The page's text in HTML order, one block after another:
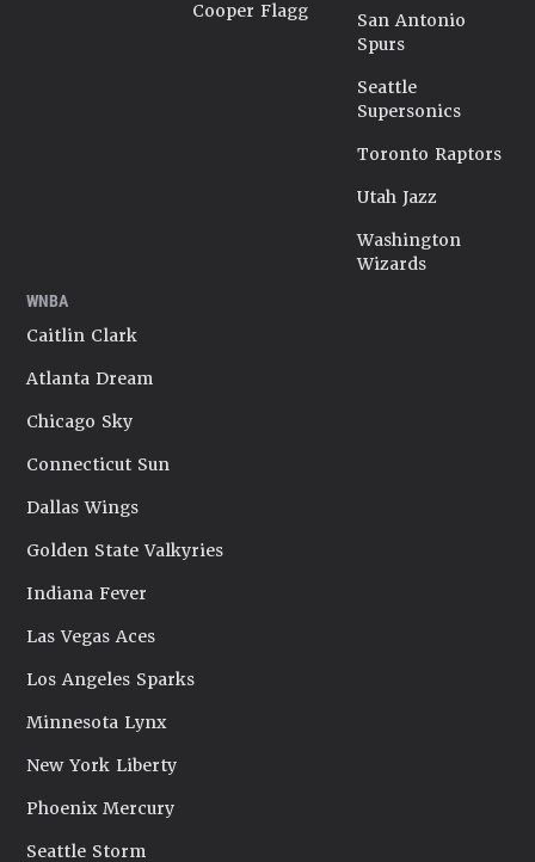
Cooper Flagg
San Antonio
Spurs
Seattle
Supersonics
Toronto Raptors
Utah Jazz
Washington
Wizards
WNBA
Caitlin Clark
Atlanta Dream
Chicago Sky
Connecticut Sun
Dallas Wings
Golden State Valkyries
Indiana Fever
Las Vegas Aces
Los Angeles Sparks
Minnesota Lynx
New York Liberty
Phoenix Mercury
Seattle Storm